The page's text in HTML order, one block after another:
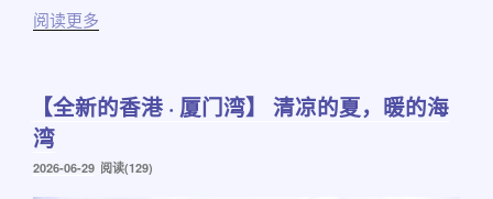
阅读更多
【全新的香港 · 厦门湾】 清凉的夏，暖的海
湾
发
2026-06-29 阅读(129)